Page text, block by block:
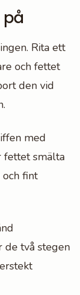
Rita ett
och fettet
den vid
med
fettet smälta
fint
de två stegen